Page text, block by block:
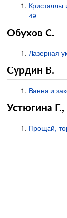
49
Обухов С.
Лазерная
Сурдин В.
Ванна и
Устюгина
Прощай,